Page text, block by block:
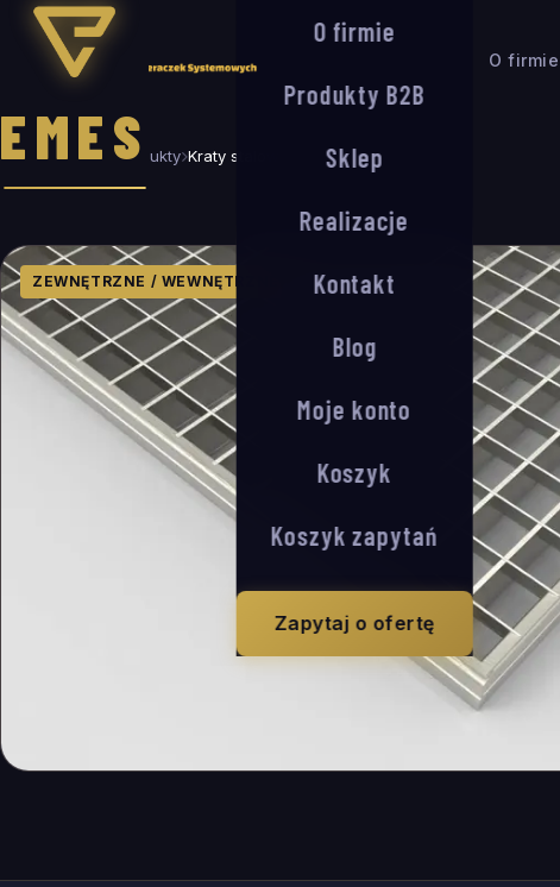
EMES
O firmie
O firmie
Produkty B2B
Sklep
Realizacje
Kontakt
Blog
Moje konto
Koszyk
Koszyk zapytań
Zapytaj o ofertę
Strona główna Produkty Kraty stalowe ocynkowane
ZEWNĘTRZNE / WEWNĘTRZNE